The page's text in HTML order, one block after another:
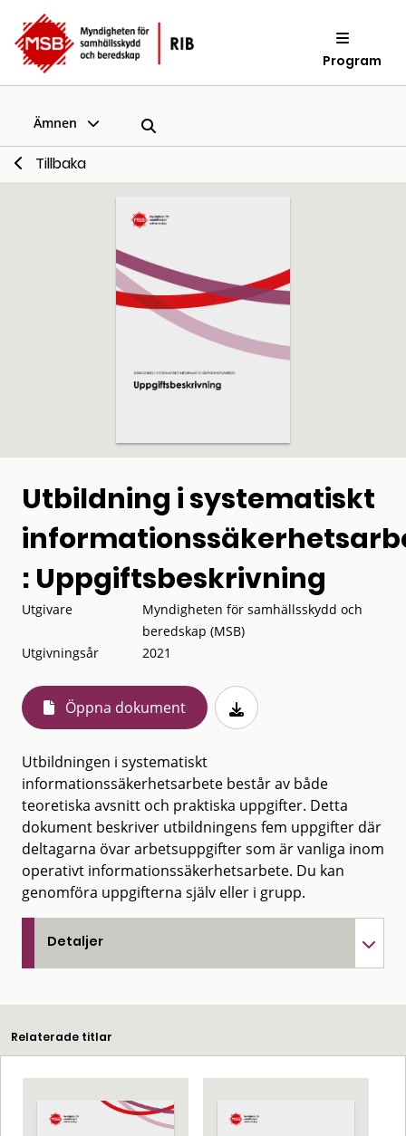
Program
Ämnen
Tillbaka
Utbildning i systematiskt
: Uppgiftsbeskrivning
Utgivare
Myndigheten för samhällsskydd och
beredskap (MSB)
Utgivningsår
2021
Öppna dokument
Utbildningen i systematiskt
informationssäkerhetsarbete består av både
teoretiska avsnitt och praktiska uppgifter. Detta
dokument beskriver utbildningens fem uppgifter där
deltagarna övar arbetsuppgifter som är vanliga inom
operativt informationssäkerhetsarbete. Du kan
genomföra uppgifterna själv eller i grupp.
Detaljer
Relaterade titlar